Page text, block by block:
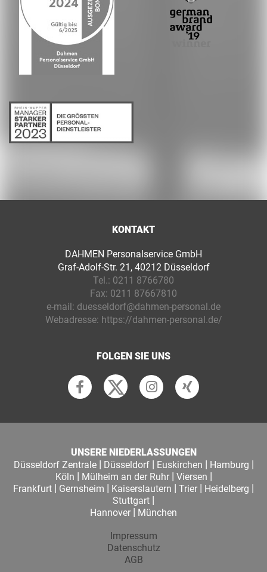
KONTAKT
DAHMEN Personalservice GmbH
Graf-Adolf-Str. 21, 40212 Düsseldorf
Tel.: 0211 8766780
Fax: 0211 87667810
e-mail: duesseldorf@dahmen-personal.de
Webadresse: https://dahmen-personal.de/
FOLGEN SIE UNS
UNSERE NIEDERLASSUNGEN
Düsseldorf Zentrale| Düsseldorf| Euskirchen | Hamburg |
Köln | Mülheim an der Ruhr| Viersen |
Frankfurt | Gernsheim | Kaiserslautern | Trier | Heidelberg |
Stuttgart |
Hannover | München
Impressum
Datenschutz
AGB